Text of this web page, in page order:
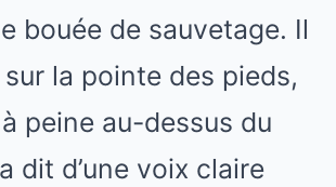
bouée de sauvetage. Il
sur la pointe des pieds,
peine au-dessus du
dit d’une voix claire